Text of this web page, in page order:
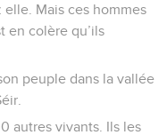
Mais ces hommes
en colère qu’ils
peuple dans la vallée
autres vivants. Ils les